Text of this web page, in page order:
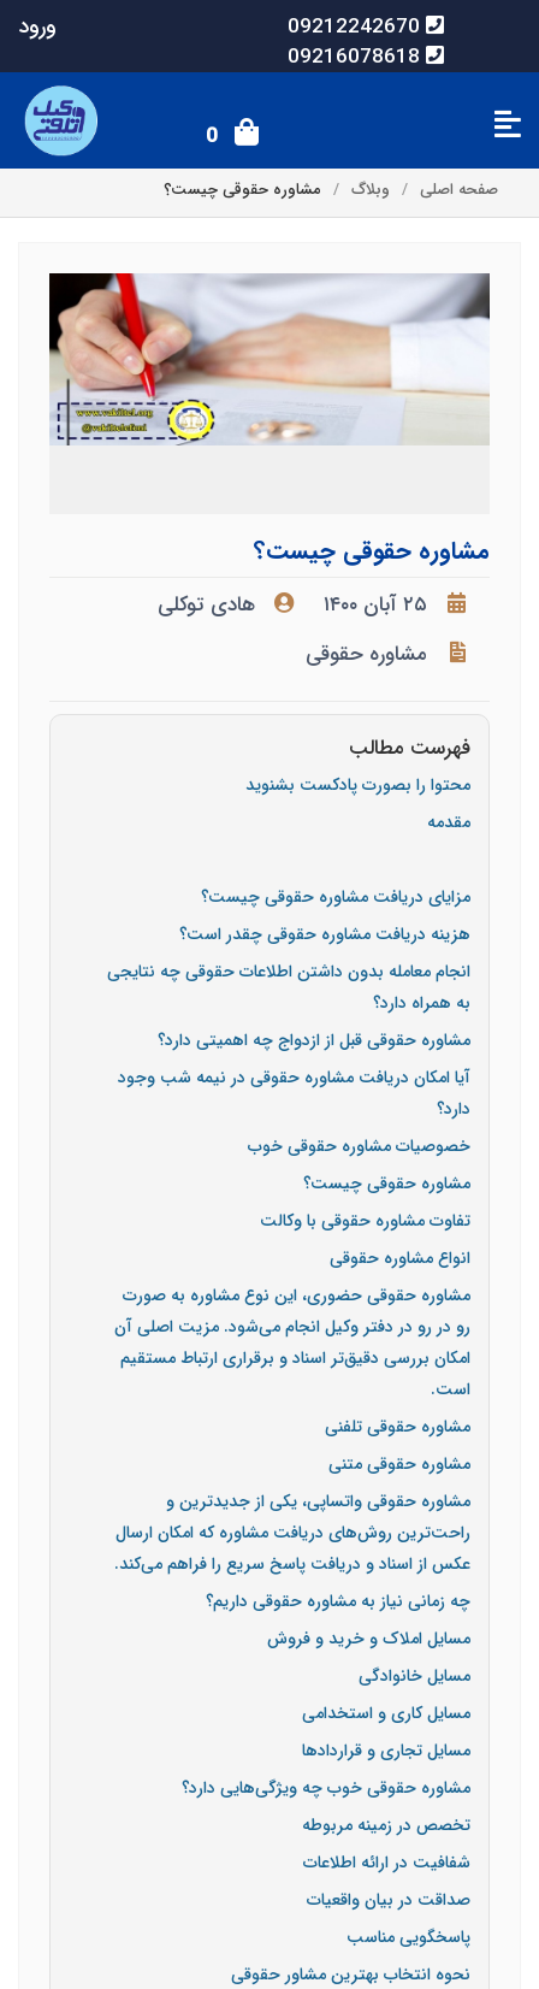
09212242670
09216078618
ورود
0
صفحه اصلی وبلاگ مشاوره حقوقی چیست؟
مشاوره حقوقی چیست؟
۲۵ آبان ۱۴۰۰
هادی توکلی
مشاوره حقوقی
فهرست مطالب
محتوا را بصورت پادکست بشنوید
مقدمه
مزایای دریافت مشاوره حقوقی چیست؟
هزینه دریافت مشاوره حقوقی چقدر است؟
انجام معامله بدون داشتن اطلاعات حقوقی چه نتایجی
به همراه دارد؟
مشاوره حقوقی قبل از ازدواج چه اهمیتی دارد؟
آیا امکان دریافت مشاوره حقوقی در نیمه شب وجود
دارد؟
خصوصیات مشاوره حقوقی خوب
مشاوره حقوقی چیست؟
تفاوت مشاوره حقوقی با وکالت
انواع مشاوره حقوقی
مشاوره حقوقی حضوری، این نوع مشاوره به صورت
رو در رو در دفتر وکیل انجام می‌شود. مزیت اصلی آن
امکان بررسی دقیق‌تر اسناد و برقراری ارتباط مستقیم
است.
مشاوره حقوقی تلفنی
مشاوره حقوقی متنی
مشاوره حقوقی واتساپی، یکی از جدیدترین و
راحت‌ترین روش‌های دریافت مشاوره که امکان ارسال
عکس از اسناد و دریافت پاسخ سریع را فراهم می‌کند.
چه زمانی نیاز به مشاوره حقوقی داریم؟
مسایل املاک و خرید و فروش
مسایل خانوادگی
مسایل کاری و استخدامی
مسایل تجاری و قراردادها
مشاوره حقوقی خوب چه ویژگی‌هایی دارد؟
تخصص در زمینه مربوطه
شفافیت در ارائه اطلاعات
صداقت در بیان واقعیات
پاسخگویی مناسب
نحوه انتخاب بهترین مشاور حقوقی